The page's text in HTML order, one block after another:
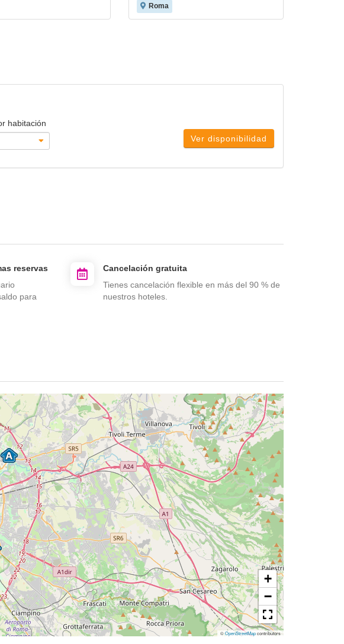
Roma
habitación
Ver disponibilidad
reservas
para
Cancelación gratuita
Tienes cancelación flexible en más del 90 % de
nuestros hoteles.
+
−
©OpenStreetMapcontributors